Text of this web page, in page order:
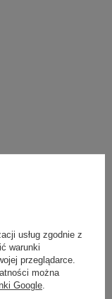
usług zgodnie z
warunki
przeglądarce.
można
Google